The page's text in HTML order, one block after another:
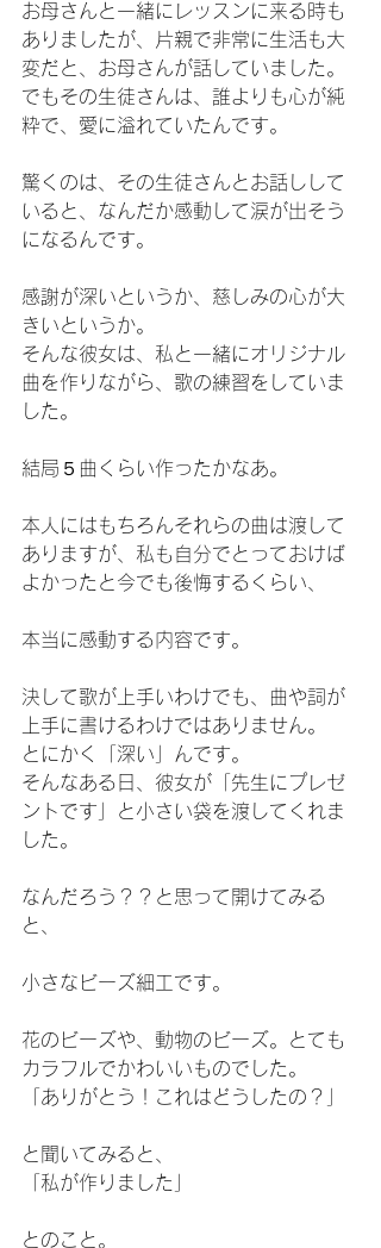
お母さんと一緒にレッスンに来る時も
ありましたが、片親で非常に生活も大
変だと、お母さんが話していました。
でもその生徒さんは、誰よりも心が純
粋で、愛に溢れていたんです。
驚くのは、その生徒さんとお話しして
いると、なんだか感動して涙が出そう
になるんです。
感謝が深いというか、慈しみの心が大
きいというか。
そんな彼女は、私と一緒にオリジナル
曲を作りながら、歌の練習をしていま
した。
結局５曲くらい作ったかなあ。
本人にはもちろんそれらの曲は渡して
ありますが、私も自分でとっておけば
よかったと今でも後悔するくらい、
本当に感動する内容です。
決して歌が上手いわけでも、曲や詞が
上手に書けるわけではありません。
とにかく「深い」んです。
そんなある日、彼女が「先生にプレゼ
ントです」と小さい袋を渡してくれま
した。
なんだろう？？と思って開けてみる
と、
小さなビーズ細工です。
花のビーズや、動物のビーズ。とても
カラフルでかわいいものでした。
「ありがとう！これはどうしたの？」
と聞いてみると、
「私が作りました」
とのこと。